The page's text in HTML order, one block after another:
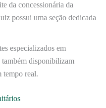
da concessionária da
possui uma seção dedicada
especializados em
disponibilizam
tempo real.